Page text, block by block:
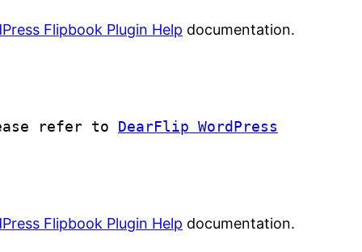
Flipbook Plugin Help documentation.
refer to DearFlip WordPress
Flipbook Plugin Help documentation.